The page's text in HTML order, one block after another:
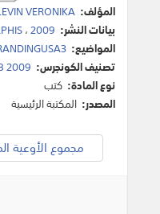
المؤلف: VERONIKA
بيانات النشر:
،2009
المواضيع:
تصنيف الكونجرس: 2009
نوع المادة: كتب
المصدر: المكتبة الرئيسية
مجموع الأوعية